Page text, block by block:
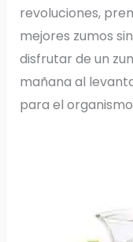
revoluciones,
mejores zumos
disfrutar de un
mañana al
para el